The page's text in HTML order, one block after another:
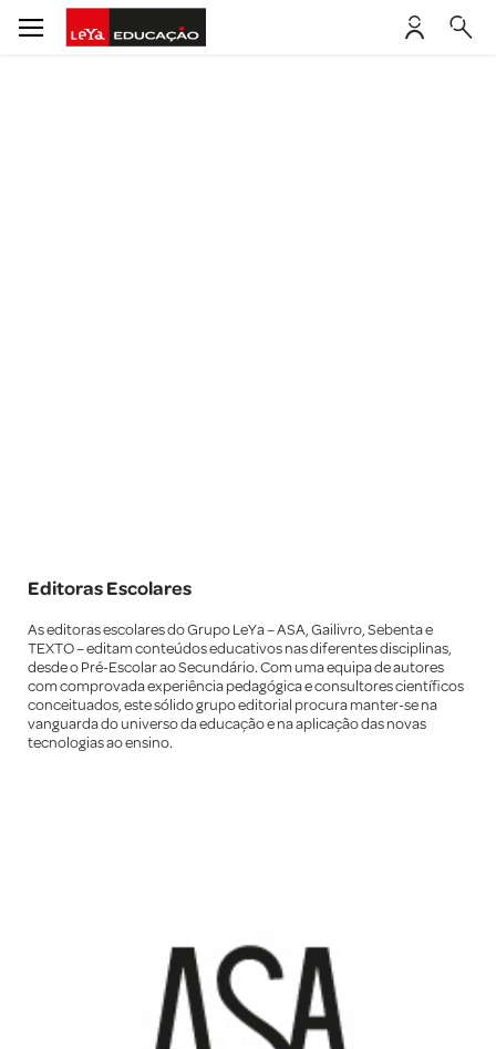
Editoras Escolares
As editoras escolares do Grupo LeYa – ASA, Gailivro, Sebenta e
TEXTO – editam conteúdos educativos nas diferentes disciplinas,
desde o Pré-Escolar ao Secundário. Com uma equipa de autores
com comprovada experiência pedagógica e consultores científicos
conceituados, este sólido grupo editorial procura manter-se na
vanguarda do universo da educação e na aplicação das novas
tecnologias ao ensino.